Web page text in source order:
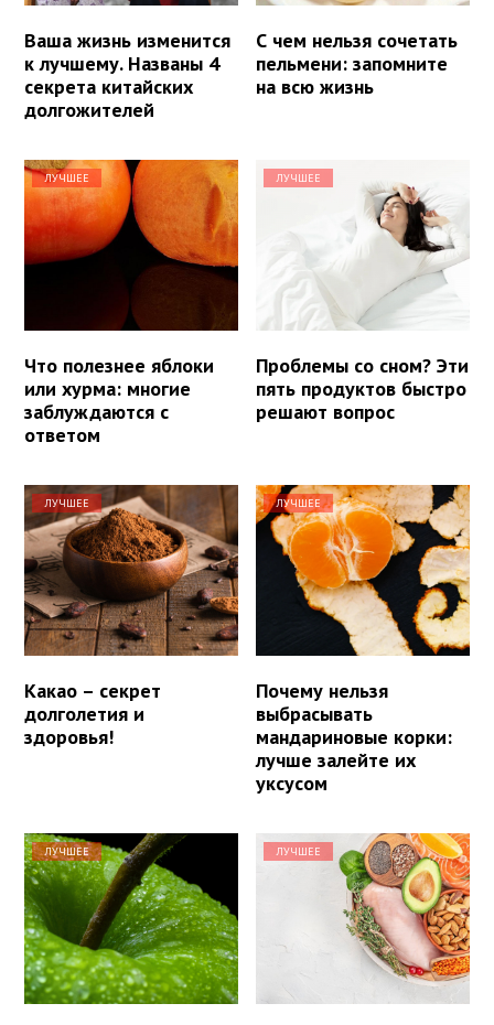
Ваша жизнь изменится
к лучшему. Названы 4
секрета китайских
долгожителей
С чем нельзя сочетать
пельмени: запомните
на всю жизнь
ЛУЧШЕЕ
Что полезнее яблоки
или хурма: многие
заблуждаются с
ответом
ЛУЧШЕЕ
Проблемы со сном? Эти
пять продуктов быстро
решают вопрос
ЛУЧШЕЕ
Какао – секрет
долголетия и
здоровья!
ЛУЧШЕЕ
Почему нельзя
выбрасывать
мандариновые корки:
лучше залейте их
уксусом
ЛУЧШЕЕ ЛУЧШЕЕ